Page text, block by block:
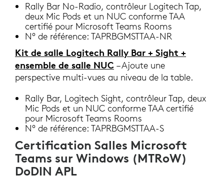
Rally Bar No-Radio, contrôleur Logitech Tap,
deux Mic Pods et un NUC conforme TAA
certifié pour Microsoft Teams Rooms
N° de référence: TAPRBGMSTTAA-NR
Kit de salle Logitech Rally Bar + Sight +
ensemble de salle NUC – Ajoute une
perspective multi-vues au niveau de la table.
Rally Bar, Logitech Sight, contrôleur Tap, deux
Mic Pods et un NUC conforme TAA certifié
pour Microsoft Teams Rooms
N° de référence: TAPRBGMSTTAA-S
Certification Salles Microsoft
Teams sur Windows (MTRoW)
DoDIN APL